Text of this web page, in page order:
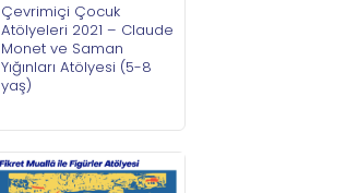
Çevrimiçi Çocuk
Atölyeleri 2021 – Claude
Monet ve Saman
Yığınları Atölyesi (5-8
yaş)